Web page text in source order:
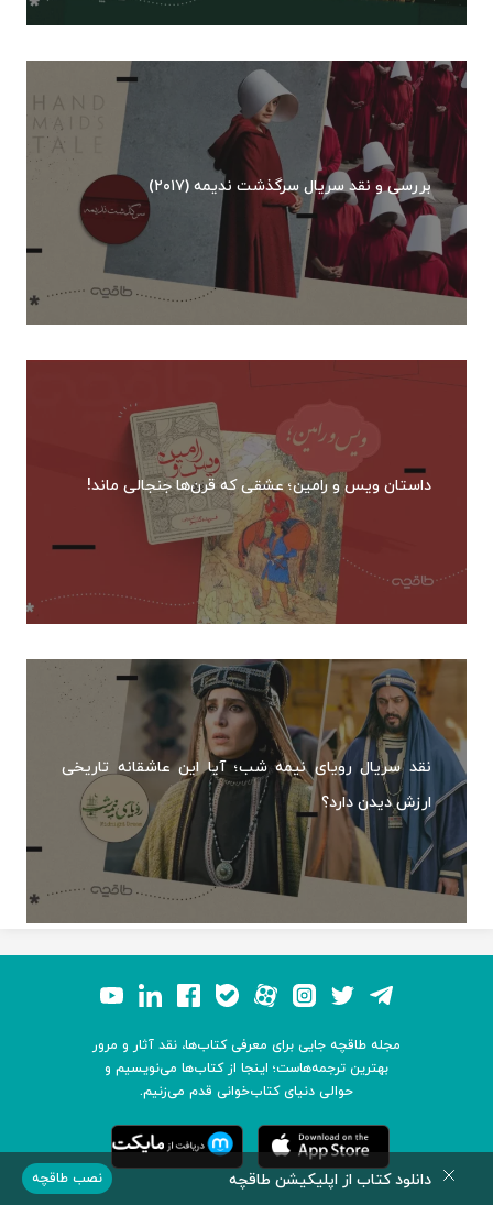
بررسی و نقد سریال سرگذشت ندیمه (۲۰۱۷)
داستان ویس و رامین؛ عشقی که قرن‌ها جنجالی ماند!
نقد سریال رویای نیمه شب؛ آیا این عاشقانه تاریخی
ارزش دیدن دارد؟
مجله طاقچه جایی برای معرفی کتاب‌ها، نقد آثار و مرور
بهترین ترجمه‌هاست؛ اینجا از کتاب‌ها می‌نویسیم و
حوالی دنیای کتاب‌خوانی قدم می‌زنیم.
دانلود کتاب از اپلیکیشن طاقچه نصب طاقچه